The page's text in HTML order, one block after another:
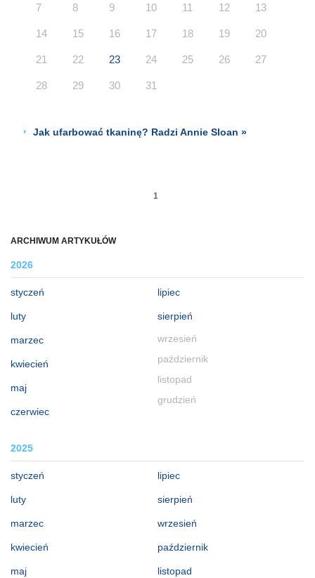
ARCHIWUM ARTYKUŁÓW
2026
styczeń
luty
marzec
kwiecień
maj
czerwiec
lipiec
sierpień
wrzesień
październik
listopad
grudzień
2025
styczeń
luty
marzec
kwiecień
maj
lipiec
sierpień
wrzesień
październik
listopad
7 8 9 10 11 12 13
14 15 16 17 18 19 20
21 22 23 24 25 26 27
28 29 30 31
Jak ufarbować tkaninę? Radzi Annie Sloan »
1